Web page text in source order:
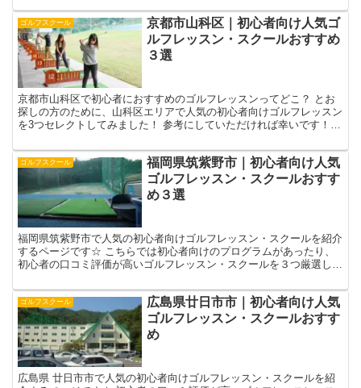
ゴルフスクール
京都市山科区｜初心者向け人気ゴ
ルフレッスン・スクールおすすめ
３選
京都市山科区で初心者におすすめのゴルフレッスンってどこ？ とお
探しの方のために、山科区エリアで人気の初心者向けゴルフレッスン
を3つセレクトしてみました！ 参考にしていただければ幸いです！
ゴルフスクール
福岡県筑紫野市｜初心者向け人気
ゴルフレッスン・スクールおすす
め３選
福岡県筑紫野市で人気の初心者向けゴルフレッスン・スクールを紹介
するページです☆ こちらでは初心者向けのプログラムがあったり、
初心者の口コミ評価が高いゴルフレッスン・スクールを３つ厳選しま
ゴルフスクール
広島県廿日市市｜初心者向け人気
ゴルフレッスン・スクールおすす
め
広島県 廿日市市で人気の初心者向けゴルフレッスン・スクールを紹